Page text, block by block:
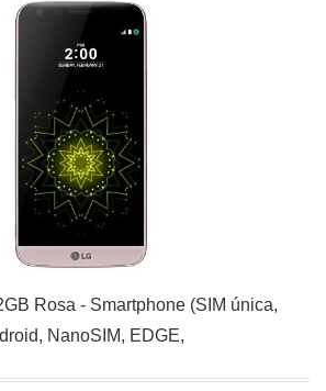
Rosa - Smartphone (SIM única,
NanoSIM, EDGE,